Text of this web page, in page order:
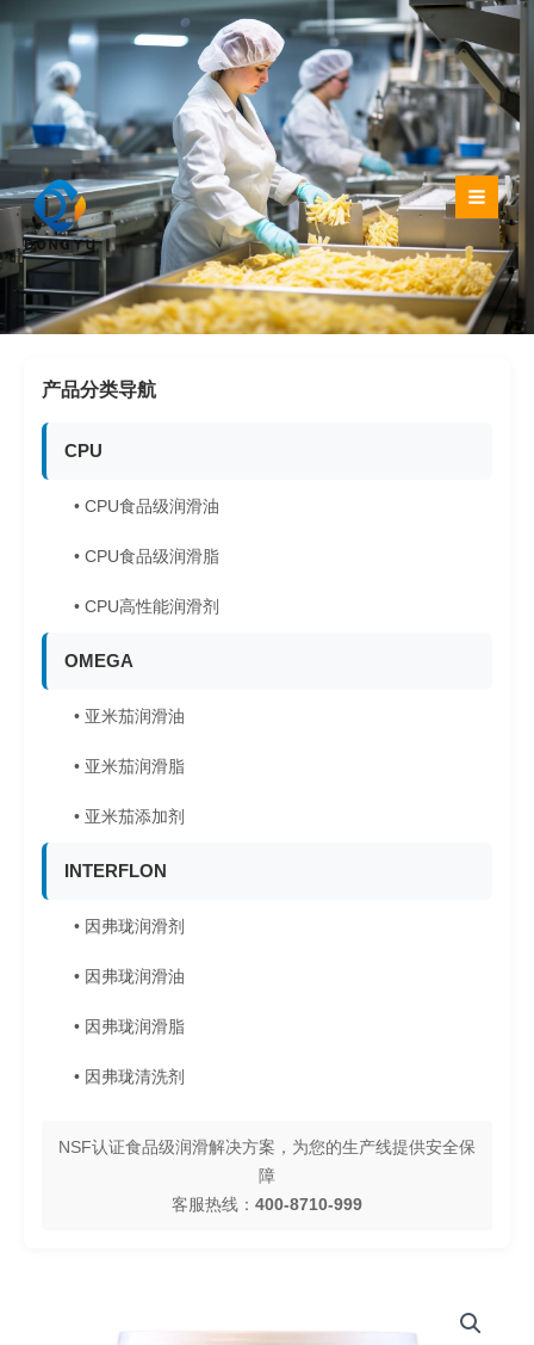
产品分类导航
CPU
• CPU食品级润滑油
• CPU食品级润滑脂
• CPU高性能润滑剂
OMEGA
• 亚米茄润滑油
• 亚米茄润滑脂
• 亚米茄添加剂
INTERFLON
• 因弗珑润滑剂
• 因弗珑润滑油
• 因弗珑润滑脂
• 因弗珑清洗剂
NSF认证食品级润滑解决方案，为您的生产线提供安全保
障
客服热线： 400-8710-999